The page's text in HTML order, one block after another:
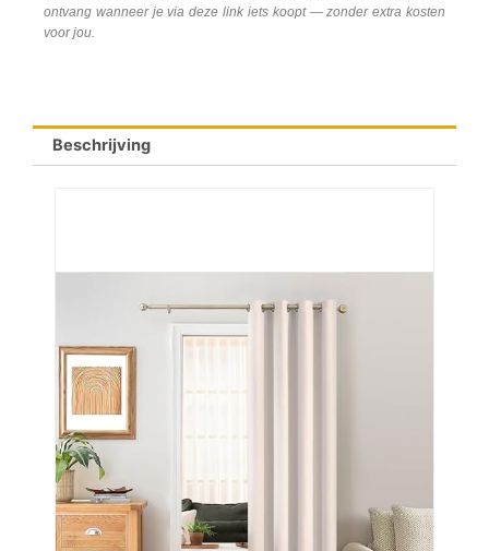
ontvang wanneer je via deze link iets koopt — zonder extra kosten
voor jou.
Beschrijving